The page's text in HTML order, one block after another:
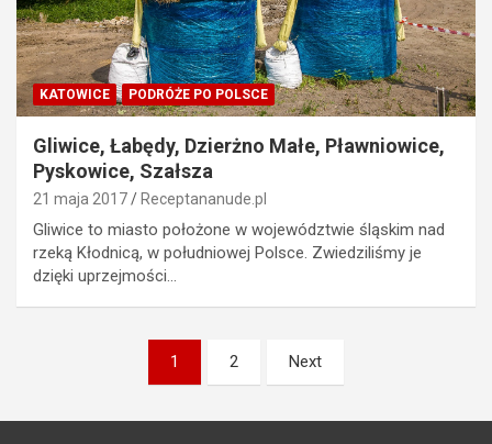
KATOWICE PODRÓŻE PO POLSCE
Gliwice, Łabędy, Dzierżno Małe, Pławniowice,
Pyskowice, Szałsza
21 maja 2017 Receptananude.pl
Gliwice to miasto położone w województwie śląskim nad
rzeką Kłodnicą, w południowej Polsce. Zwiedziliśmy je
dzięki uprzejmości…
Stronicowanie
1 2 Next